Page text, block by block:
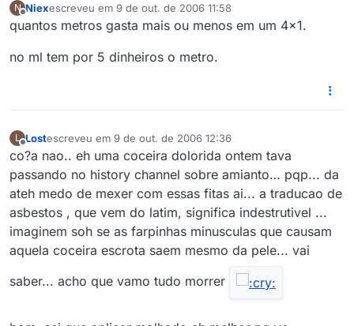
N
Offline
Niexescreveu em 9 de out. de 2006 11:58
última edição por
quantos metros gasta mais ou menos em um 4x1.
no ml tem por 5 dinheiros o metro.
L
Offline
Lostescreveu em 9 de out. de 2006 12:36
última edição por
co?a nao.. eh uma coceira dolorida ontem tava
passando no history channel sobre amianto… pqp... da
ateh medo de mexer com essas fitas ai... a traducao de
asbestos , que vem do latim, significa indestrutivel ...
imaginem soh se as farpinhas minusculas que causam
aquela coceira escrota saem mesmo da pele... vai
saber... acho que vamo tudo morrer